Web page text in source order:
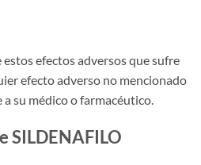
estos efectos adversos que sufre
efecto adverso no mencionado
su médico o farmacéutico.
SILDENAFILO